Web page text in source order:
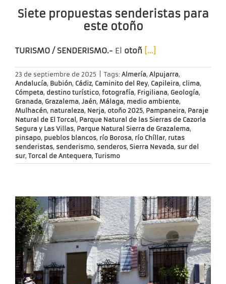
Siete propuestas senderistas para
este otoño
TURISMO / SENDERISMO.- El otoñ […]
23 de septiembre de 2025 Tags: Almería, Alpujarra,
Andalucía, Bubión, Cádiz, Caminito del Rey, Capileira, clima,
Cómpeta, destino turístico, fotografía, Frigiliana, Geología,
Granada, Grazalema, Jaén, Málaga, medio ambiente,
Mulhacén, naturaleza, Nerja, otoño 2025, Pampaneira, Paraje
Natural de El Torcal , Parque Natural de las Sierras de Cazorla
Segura y Las Villas, Parque Natural Sierra de Grazalema,
pinsapo, pueblos blancos, río Borosa, río Chíllar, rutas
senderistas, senderismo, senderos, Sierra Nevada, sur del
sur, Torcal de Antequera, Turismo